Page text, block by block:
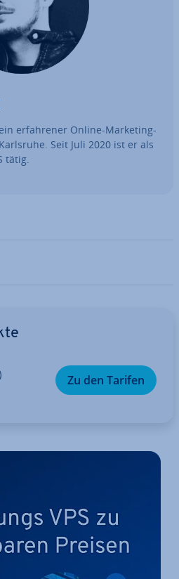
er­fah­re­ner Online-Marketing-
Seit Juli 2020 ist er als
tätig.
Zu den Tarifen